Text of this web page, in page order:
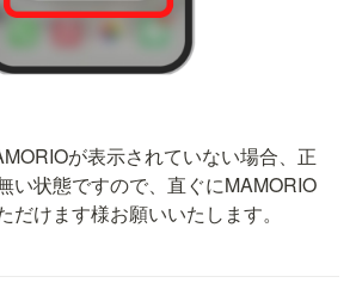
が表示されていない場合、正
い状態ですので、直ぐにMAMORIO
だけます様お願いいたします。